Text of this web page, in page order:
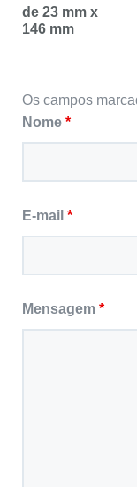
de 23 mm x
146 mm
Os campos
Nome *
E-mail *
Mensagem *